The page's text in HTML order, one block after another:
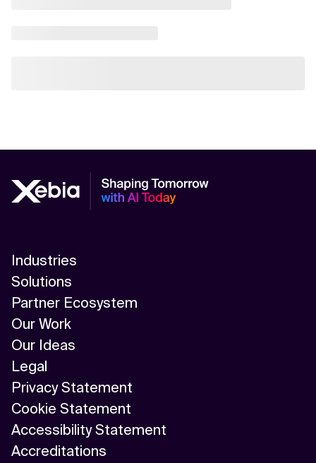
Industries
Solutions
Partner Ecosystem
Our Work
Our Ideas
Legal
Privacy Statement
Cookie Statement
Accessibility Statement
Accreditations